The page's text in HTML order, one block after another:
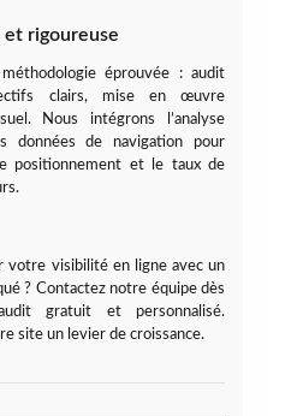
rigoureuse
éprouvée : audit
clairs, mise en œuvre
Nous intégrons l’analyse
données de navigation pour
positionnement et le taux de
votre visibilité en ligne avec un
? Contactez notre équipe dès
gratuit et personnalisé.
site un levier de croissance.